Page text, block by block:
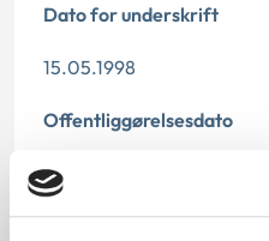
Dato for underskrift
15.05.1998
Offentliggørelsesdato
11.07.2013